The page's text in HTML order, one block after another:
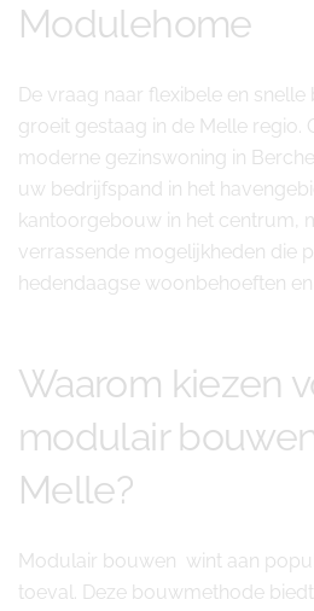
Modulehome
De vraag naar flexibele en
groeit gestaag in de Melle regio.
moderne gezinswoning in
uw bedrijfspand in het
kantoorgebouw in het centrum,
verrassende mogelijkheden die
hedendaagse woonbehoeften
Waarom kiezen
modulair
Melle?
Modulair bouwen wint aan
toeval. Deze bouwmethode